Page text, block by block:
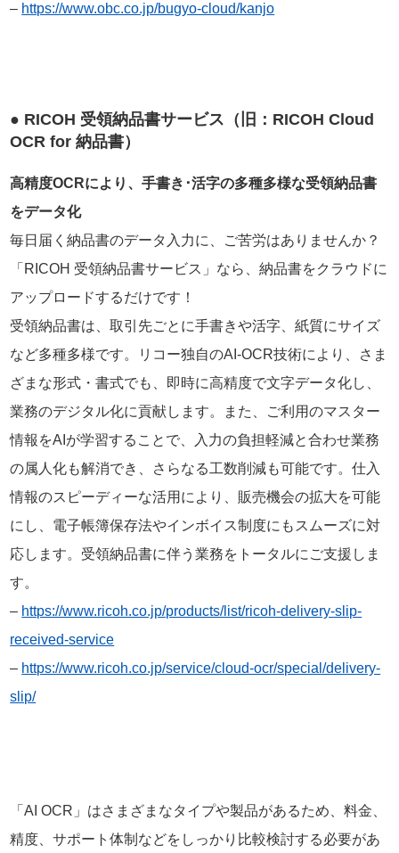
– https://www.obc.co.jp/bugyo-cloud/kanjo
● RICOH 受領納品書サービス（旧：RICOH Cloud
OCR for 納品書）
高精度OCRにより、手書き･活字の多種多様な受領納品書
をデータ化
毎日届く納品書のデータ入力に、ご苦労はありませんか？
「RICOH 受領納品書サービス」なら、納品書をクラウドに
アップロードするだけです！
受領納品書は、取引先ごとに手書きや活字、紙質にサイズ
など多種多様です。リコー独自のAI-OCR技術により、さま
ざまな形式・書式でも、即時に高精度で文字データ化し、
業務のデジタル化に貢献します。また、ご利用のマスター
情報をAIが学習することで、入力の負担軽減と合わせ業務
の属人化も解消でき、さらなる工数削減も可能です。仕入
情報のスピーディーな活用により、販売機会の拡大を可能
にし、電子帳簿保存法やインボイス制度にもスムーズに対
応します。受領納品書に伴う業務をトータルにご支援しま
す。
– https://www.ricoh.co.jp/products/list/ricoh-delivery-slip-
received-service
– https://www.ricoh.co.jp/service/cloud-ocr/special/delivery-
slip/
「AI OCR」はさまざまなタイプや製品があるため、料金、
精度、サポート体制などをしっかり比較検討する必要があ